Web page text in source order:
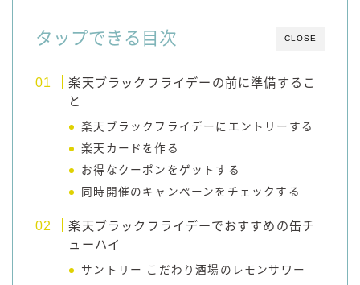
運営者情報
お問い合わせ
CLOSE
タップできる目次
楽天ブラックフライデーの前に準備するこ
と
楽天ブラックフライデーにエントリーする
楽天カードを作る
お得なクーポンをゲットする
同時開催のキャンペーンをチェックする
楽天ブラックフライデーでおすすめの缶チ
ューハイ
サントリー こだわり酒場のレモンサワー